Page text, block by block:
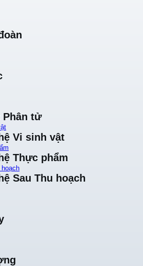
Phân tử
Vi sinh vật
Thực phẩm
hoạch
Sau Thu hoạch